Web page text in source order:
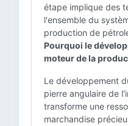
étape implique des
l'ensemble du
production de
Pourquoi le
moteur de la
Le développement
pierre angulaire de
transforme une
marchandise